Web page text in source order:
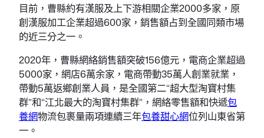
目前，曹縣約有漢服及上下游相關企業2000多家，原
創漢服加工企業超過600家，銷售額占到全國同類市場
的近三分之一。
2020年，曹縣網絡銷售額突破156億元，電商企業超過
5000家，網店6萬余家，電商帶動35萬人創業就業，
帶動5萬返鄉創業人員，是全國第二“超大型淘寶村集
群”和“江北最大的淘寶村集群”，網絡零售額和快遞包
養網物流包裹量兩項連續三年包養甜心網位列山東省第
一。